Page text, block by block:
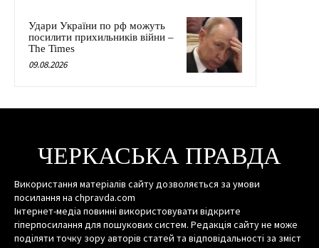
Удари України по рф можуть
посилити прихильників війни –
The Times
09.08.2026
ЧЕРКАСЬКА ПРАВДА
Використання матеріалів сайту дозволяється за умови
посилання на chpravda.com
Інтернет-медіа повинні використовувати відкрите
гіперпосилання для пошукових систем. Редакція сайту не може
поділяти точку зору авторів статей та відповідальності за зміст